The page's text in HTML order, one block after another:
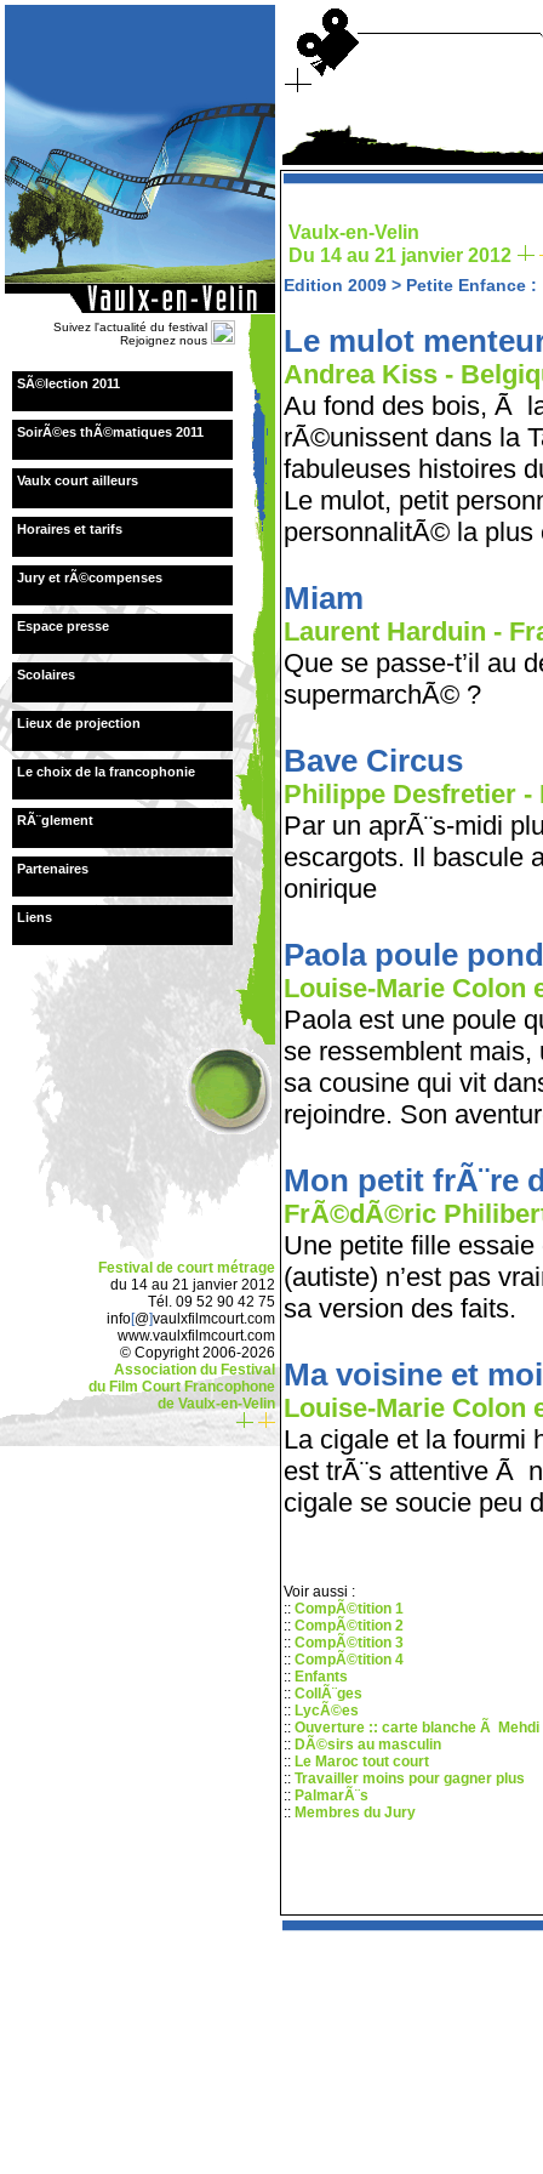
Suivez l'actualité du festival
Rejoignez nous
SÃ©lection 2011
SoirÃ©es thÃ©matiques 2011
Vaulx court ailleurs
Horaires et tarifs
Jury et rÃ©compenses
Espace presse
Scolaires
Lieux de projection
Le choix de la francophonie
RÃ¨glement
Partenaires
Liens
Festival de court métrage
du 14 au 21 janvier 2012
Tél. 09 52 90 42 75
info[@]vaulxfilmcourt.com
www.vaulxfilmcourt.com
© Copyright 2006-2026
Association du Festival
du Film Court Francophone
de Vaulx-en-Velin
Vaulx-en-Velin
Du 14 au 21 janvier 2012
Edition 2009 > Petite Enfance :
Le mulot
Andrea Kiss -
Au fond des bois, Ã
rÃ©unissent dans la
fabuleuses histoires
Le mulot, petit
personnalitÃ© la plus
Miam
Laurent Harduin -
Que se passe-t’il au
supermarchÃ© ?
Bave Circus
Philippe Desfretier -
Par un aprÃ¨s-midi
escargots. Il bascule
onirique
Paola poule
Louise-Marie Colon
Paola est une poule
se ressemblent mais,
sa cousine qui vit
rejoindre. Son
Mon petit frÃ¨re
FrÃ©dÃ©ric
Une petite fille essaie
(autiste) n’est pas
sa version des faits.
Ma voisine et moi
Louise-Marie Colon
La cigale et la fourmi
est trÃ¨s attentive Ã
cigale se soucie peu
Voir aussi :
:: CompÃ©tition 1
:: CompÃ©tition 2
:: CompÃ©tition 3
:: CompÃ©tition 4
:: Enfants
:: CollÃ¨ges
:: LycÃ©es
:: Ouverture :: carte blanche Ã Mehdi
:: DÃ©sirs au masculin
:: Le Maroc tout court
:: Travailler moins pour gagner plus
:: PalmarÃ¨s
:: Membres du Jury